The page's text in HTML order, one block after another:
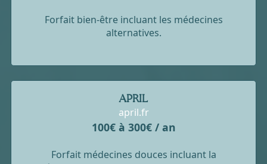
Forfait bien-être incluant les médecines
alternatives.
APRIL
april.fr
100€ à 300€ / an
Forfait médecines douces incluant la